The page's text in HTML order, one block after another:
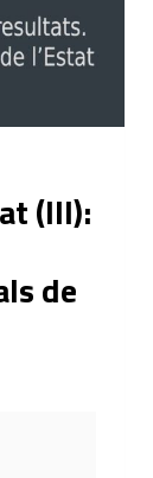
(III):
de